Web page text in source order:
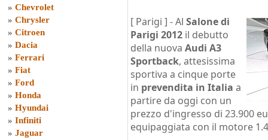
» Chevrolet
» Chrysler
» Citroen
» Dacia
» Ferrari
» Fiat
» Ford
» Honda
» Hyundai
» Infiniti
» Jaguar
[ Parigi ] -Al Salone di
Parigi 2012 il debutto
della nuova Audi A3
Sportback, attesissima
sportiva a cinque porte
in prevendita in Italia a
partire da oggi con un
prezzo d'ingresso di 23.900
equipaggiata con il motore